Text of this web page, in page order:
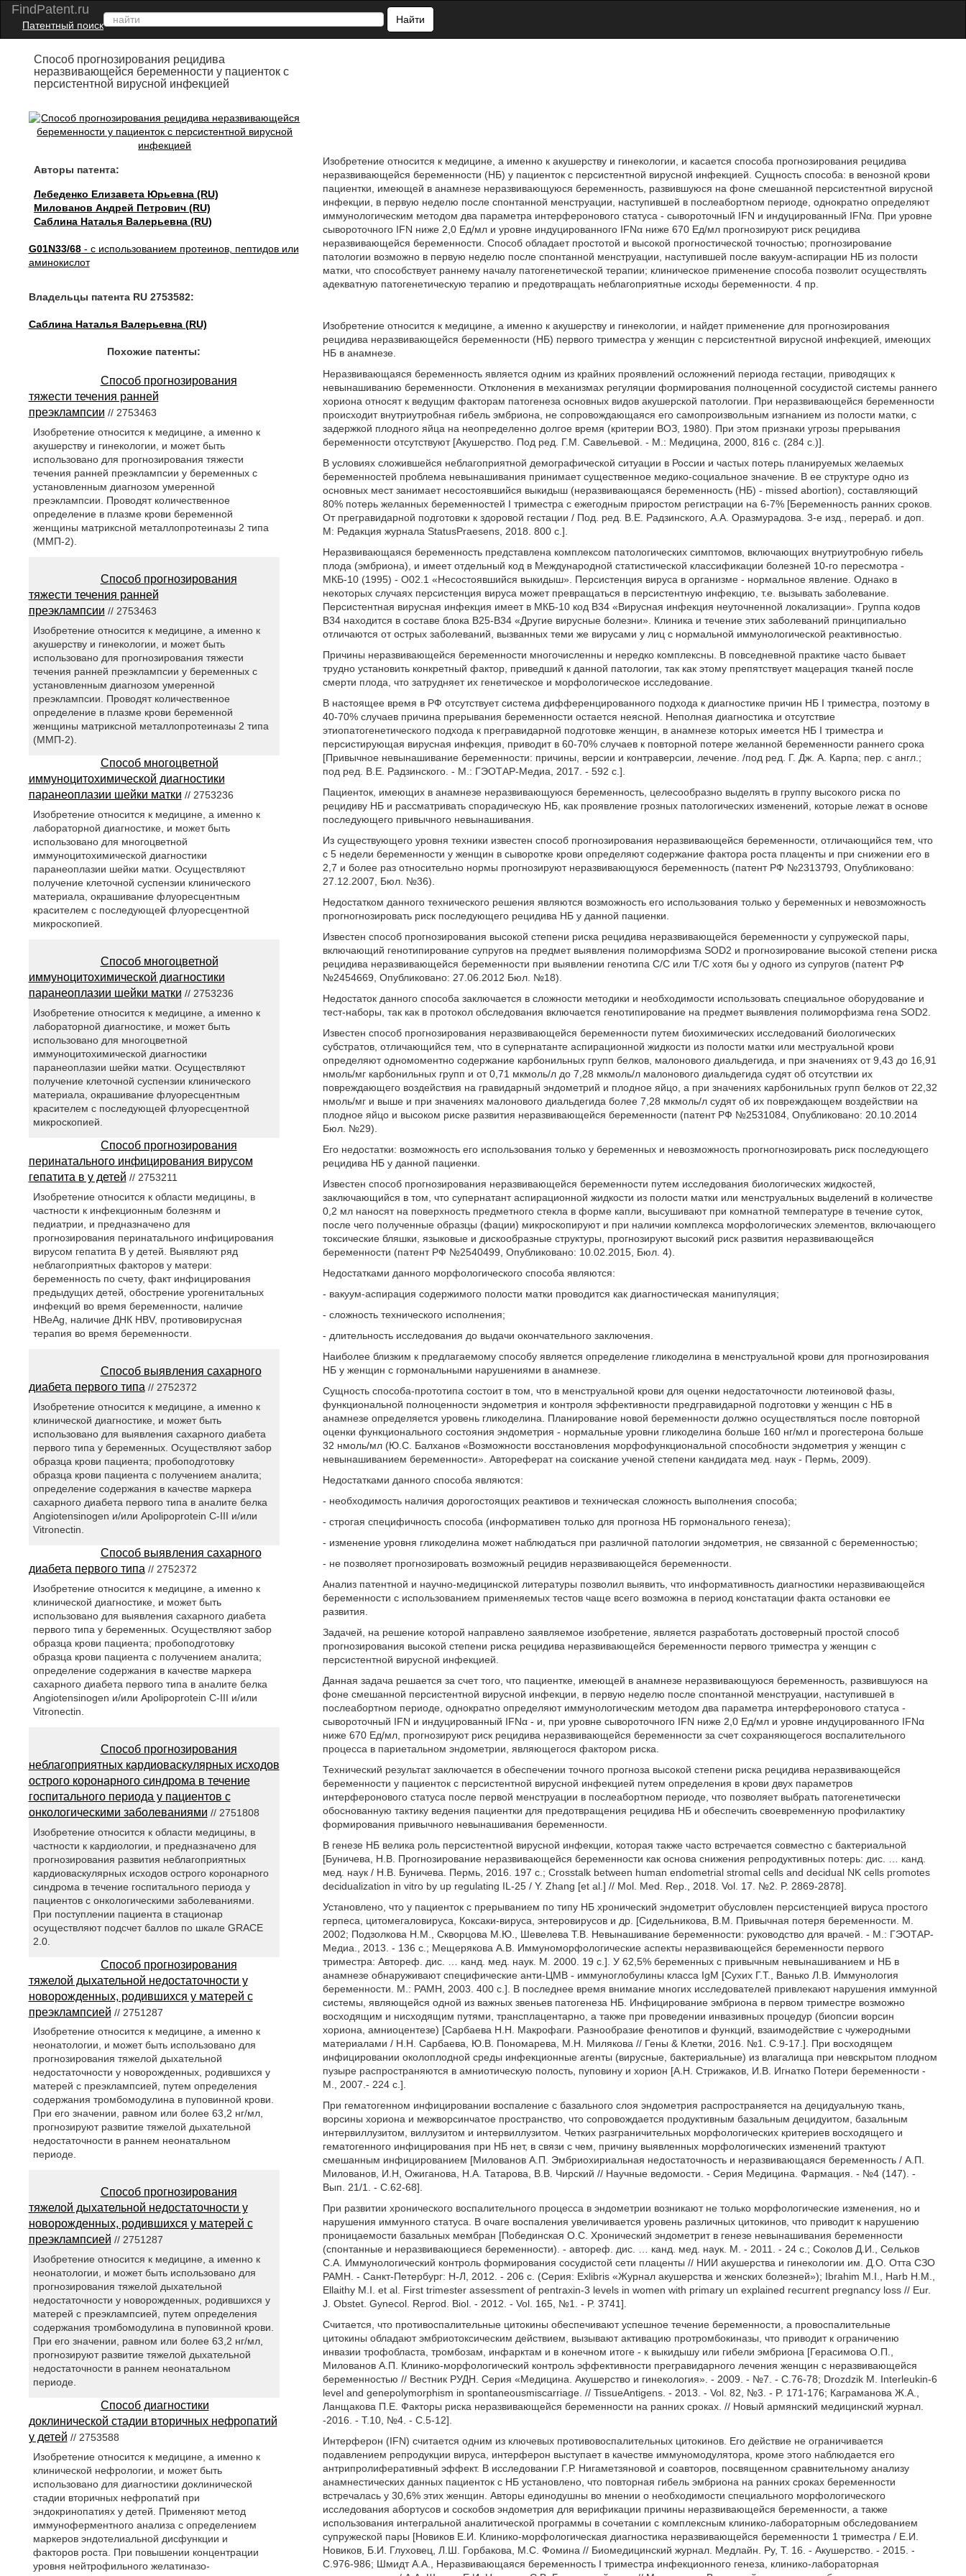
FindPatent.ru
Патентный поиск
Найти
Способ прогнозирования рецидива
неразвивающейся беременности у пациенток с
персистентной вирусной инфекцией
Авторы патента:
Лебеденко Елизавета Юрьевна (RU)
Милованов Андрей Петрович (RU)
Саблина Наталья Валерьевна (RU)
G01N33/68- с использованием протеинов, пептидов или
аминокислот
Владельцы патента RU 2753582:
Саблина Наталья Валерьевна (RU)
Изобретение относится к медицине, а именно к акушерству и гинекологии, и касается способа прогнозирования рецидива
неразвивающейся беременности (НБ) у пациенток с персистентной вирусной инфекцией. Сущность способа: в венозной крови
пациентки, имеющей в анамнезе неразвивающуюся беременность, развившуюся на фоне смешанной персистентной вирусной
инфекции, в первую неделю после спонтанной менструации, наступившей в послеабортном периоде, однократно определяют
иммунологическим методом два параметра интерферонового статуса - сывороточный IFN и индуцированный IFNα. При уровне
сывороточного IFN ниже 2,0 Ед/мл и уровне индуцированного IFNα ниже 670 Ед/мл прогнозируют риск рецидива
неразвивающейся беременности. Способ обладает простотой и высокой прогностической точностью; прогнозирование
патологии возможно в первую неделю после спонтанной менструации, наступившей после вакуум-аспирации НБ из полости
матки, что способствует раннему началу патогенетической терапии; клиническое применение способа позволит осуществлять
адекватную патогенетическую терапию и предотвращать неблагоприятные исходы беременности. 4 пр.
Изобретение относится к медицине, а именно к акушерству и гинекологии, и найдет применение для прогнозирования
рецидива неразвивающейся беременности (НБ) первого триместра у женщин с персистентной вирусной инфекцией, имеющих
НБ в анамнезе.
Неразвивающаяся беременность является одним из крайних проявлений осложнений периода гестации, приводящих к
невынашиванию беременности. Отклонения в механизмах регуляции формирования полноценной сосудистой системы раннего
хориона относят к ведущим факторам патогенеза основных видов акушерской патологии. При неразвивающейся беременности
происходит внутриутробная гибель эмбриона, не сопровождающаяся его самопроизвольным изгнанием из полости матки, с
задержкой плодного яйца на неопределенно долгое время (критерии ВОЗ, 1980). При этом признаки угрозы прерывания
беременности отсутствуют [Акушерство. Под ред. Г.М. Савельевой. - М.: Медицина, 2000, 816 с. (284 с.)].
В условиях сложившейся неблагоприятной демографической ситуации в России и частых потерь планируемых желаемых
беременностей проблема невынашивания принимает существенное медико-социальное значение. В ее структуре одно из
основных мест занимает несостоявшийся выкидыш (неразвивающаяся беременность (НБ) - missed abortion), составляющий
80% потерь желанных беременностей I триместра с ежегодным приростом регистрации на 6-7% [Беременность ранних сроков.
От прегравидарной подготовки к здоровой гестации / Под. ред. В.Е. Радзинского, А.А. Оразмурадова. 3-е изд., перераб. и доп.
М: Редакция журнала StatusPraesens, 2018. 800 с.].
Неразвивающаяся беременность представлена комплексом патологических симптомов, включающих внутриутробную гибель
плода (эмбриона), и имеет отдельный код в Международной статистической классификации болезней 10-го пересмотра -
МКБ-10 (1995) - О02.1 «Несостоявшийся выкидыш». Персистенция вируса в организме - нормальное явление. Однако в
некоторых случаях персистенция вируса может превращаться в персистентную инфекцию, т.е. вызывать заболевание.
Персистентная вирусная инфекция имеет в МКБ-10 код В34 «Вирусная инфекция неуточненной локализации». Группа кодов
В34 находится в составе блока В25-В34 «Другие вирусные болезни». Клиника и течение этих заболеваний принципиально
отличаются от острых заболеваний, вызванных теми же вирусами у лиц с нормальной иммунологической реактивностью.
Причины неразвивающейся беременности многочисленны и нередко комплексны. В повседневной практике часто бывает
трудно установить конкретный фактор, приведший к данной патологии, так как этому препятствует мацерация тканей после
смерти плода, что затрудняет их генетическое и морфологическое исследование.
В настоящее время в РФ отсутствует система дифференцированного подхода к диагностике причин НБ I триместра, поэтому в
40-70% случаев причина прерывания беременности остается неясной. Неполная диагностика и отсутствие
этиопатогенетического подхода к прегравидарной подготовке женщин, в анамнезе которых имеется НБ I триместра и
персистирующая вирусная инфекция, приводит в 60-70% случаев к повторной потере желанной беременности раннего срока
[Привычное невынашивание беременности: причины, версии и контраверсии, лечение. /под ред. Г. Дж. А. Карпа; пер. с англ.;
под ред. В.Е. Радзинского. - М.: ГЭОТАР-Медиа, 2017. - 592 с.].
Пациенток, имеющих в анамнезе неразвивающуюся беременность, целесообразно выделять в группу высокого риска по
рецидиву НБ и рассматривать спорадическую НБ, как проявление грозных патологических изменений, которые лежат в основе
последующего привычного невынашивания.
Из существующего уровня техники известен способ прогнозирования неразвивающейся беременности, отличающийся тем, что
с 5 недели беременности у женщин в сыворотке крови определяют содержание фактора роста плаценты и при снижении его в
2,7 и более раз относительно нормы прогнозируют неразвивающуюся беременность (патент РФ №2313793, Опубликовано:
27.12.2007, Бюл. №36).
Недостатком данного технического решения являются возможность его использования только у беременных и невозможность
прогногнозировать риск последующего рецидива НБ у данной пациенки.
Известен способ прогнозирования высокой степени риска рецидива неразвивающейся беременности у супружеской пары,
включающий генотипирование супругов на предмет выявления полиморфизма SOD2 и прогнозирование высокой степени риска
рецидива неразвивающейся беременности при выявлении генотипа С/С или Т/С хотя бы у одного из супругов (патент РФ
№2454669, Опубликовано: 27.06.2012 Бюл. №18).
Недостаток данного способа заключается в сложности методики и необходимости использовать специальное оборудование и
тест-наборы, так как в протокол обследования включается генотипирование на предмет выявления полиморфизма гена SOD2.
Известен способ прогнозирования неразвивающейся беременности путем биохимических исследований биологических
субстратов, отличающийся тем, что в супернатанте аспирационной жидкости из полости матки или меструальной крови
определяют одномоментно содержание карбонильных групп белков, малонового диальдегида, и при значениях от 9,43 до 16,91
нмоль/мг карбонильных групп и от 0,71 мкмоль/л до 7,28 мкмоль/л малонового диальдегида судят об отсутствии их
повреждающего воздействия на гравидарный эндометрий и плодное яйцо, а при значениях карбонильных групп белков от 22,32
нмоль/мг и выше и при значениях малонового диальдегида более 7,28 мкмоль/л судят об их повреждающем воздействии на
плодное яйцо и высоком риске развития неразвивающейся беременности (патент РФ №2531084, Опубликовано: 20.10.2014
Бюл. №29).
Его недостатки: возможность его использования только у беременных и невозможность прогногнозировать риск последующего
рецидива НБ у данной пациенки.
Известен способ прогнозирования неразвивающейся беременности путем исследования биологических жидкостей,
заключающийся в том, что супернатант аспирационной жидкости из полости матки или менструальных выделений в количестве
0,2 мл наносят на поверхность предметного стекла в форме капли, высушивают при комнатной температуре в течение суток,
после чего полученные образцы (фации) микроскопируют и при наличии комплекса морфологических элементов, включающего
токсические бляшки, языковые и дискообразные структуры, прогнозируют высокий риск развития неразвивающейся
беременности (патент РФ №2540499, Опубликовано: 10.02.2015, Бюл. 4).
Недостатками данного морфологического способа являются:
- вакуум-аспирация содержимого полости матки проводится как диагностическая манипуляция;
- сложность технического исполнения;
- длительность исследования до выдачи окончательного заключения.
Наиболее близким к предлагаемому способу является определение гликоделина в менструальной крови для прогнозирования
НБ у женщин с гормональными нарушениями в анамнезе.
Сущность способа-прототипа состоит в том, что в менструальной крови для оценки недостаточности лютеиновой фазы,
функциональной полноценности эндометрия и контроля эффективности предгравидарной подготовки у женщин с НБ в
анамнезе определяется уровень гликоделина. Планирование новой беременности должно осуществляться после повторной
оценки функционального состояния эндометрия - нормальные уровни гликоделина больше 160 нг/мл и прогестерона больше
32 нмоль/мл (Ю.С. Балханов «Возможности восстановления морфофункциональной способности эндометрия у женщин с
невынашиванием беременности». Автореферат на соискание ученой степени кандидата мед. наук - Пермь, 2009).
Недостатками данного способа являются:
- необходимость наличия дорогостоящих реактивов и техническая сложность выполнения способа;
- строгая специфичность способа (информативен только для прогноза НБ гормонального генеза);
- изменение уровня гликоделина может наблюдаться при различной патологии эндометрия, не связанной с беременностью;
- не позволяет прогнозировать возможный рецидив неразвивающейся беременности.
Анализ патентной и научно-медицинской литературы позволил выявить, что информативность диагностики неразвивающейся
беременности с использованием применяемых тестов чаще всего возможна в период констатации факта остановки ее
развития.
Задачей, на решение которой направлено заявляемое изобретение, является разработать достоверный простой способ
прогнозирования высокой степени риска рецидива неразвивающейся беременности первого триместра у женщин с
персистентной вирусной инфекцией.
Данная задача решается за счет того, что пациентке, имеющей в анамнезе неразвивающуюся беременность, развившуюся на
фоне смешанной персистентной вирусной инфекции, в первую неделю после спонтанной менструации, наступившей в
послеабортном периоде, однократно определяют иммунологическим методом два параметра интерферонового статуса -
сывороточный IFN и индуцированный IFNα - и, при уровне сывороточного IFN ниже 2,0 Ед/мл и уровне индуцированного IFNα
ниже 670 Ед/мл, прогнозируют риск рецидива неразвивающейся беременности за счет сохраняющегося воспалительного
процесса в париетальном эндометрии, являющегося фактором риска.
Технический результат заключается в обеспечении точного прогноза высокой степени риска рецидива неразвивающейся
беременности у пациенток с персистентной вирусной инфекцией путем определения в крови двух параметров
интерферонового статуса после первой менструации в послеабортном периоде, что позволяет выбрать патогенетически
обоснованную тактику ведения пациентки для предотвращения рецидива НБ и обеспечить своевременную профилактику
формирования привычного невынашивания беременности.
В генезе НБ велика роль персистентной вирусной инфекции, которая также часто встречается совместно с бактериальной
[Буничева, Н.В. Прогнозирование неразвивающейся беременности как основа снижения репродуктивных потерь: дис. … канд.
мед. наук / Н.В. Буничева. Пермь, 2016. 197 с.; Crosstalk between human endometrial stromal cells and decidual NK cells promotes
decidualization in vitro by up regulating IL-25 / Y. Zhang [et al.] // Mol. Med. Rep., 2018. Vol. 17. №2. P. 2869-2878].
Установлено, что у пациенток с прерыванием по типу НБ хронический эндометрит обусловлен персистенцией вируса простого
герпеса, цитомегаловируса, Коксаки-вируса, энтеровирусов и др. [Сидельникова, В.М. Привычная потеря беременности. М.
2002; Подзолкова Η.М., Скворцова М.Ю., Шевелева Т.В. Невынашивание беременности: руководство для врачей. - М.: ГЭОТАР-
Медиа., 2013. - 136 с.; Мещерякова А.В. Иммуноморфологические аспекты неразвивающейся беременности первого
триместра: Автореф. дис. … канд. мед. наук. М. 2000. 19 с.]. У 62,5% беременных с привычным невынашиванием и НБ в
анамнезе обнаруживают специфические анти-ЦМВ - иммуноглобулины класса IgM [Сухих Г.Т., Ванько Л.В. Иммунология
беременности. М.: РАМН, 2003. 400 с.]. В последнее время внимание многих исследователей привлекают нарушения иммунной
системы, являющейся одной из важных звеньев патогенеза НБ. Инфицирование эмбриона в первом триместре возможно
восходящим и нисходящим путями, трансплацентарно, а также при проведении инвазивных процедур (биопсии ворсин
хориона, амниоцентезе) [Сарбаева Η.Н. Макрофаги. Разнообразие фенотипов и функций, взаимодействие с чужеродными
материалами / Н.Н. Сарбаева, Ю.В. Пономарева, Μ.Н. Милякова // Гены & Клетки, 2016. №1. С.9-17.]. При восходящем
инфицировании околоплодной среды инфекционные агенты (вирусные, бактериальные) из влагалища при невскрытом плодном
пузыре распространяются в амниотическую полость, пуповину и хорион [А.Н. Стрижаков, И.В. Игнатко Потери беременности -
М., 2007.- 224 с.].
При гематогенном инфицировании воспаление с базального слоя эндометрия распространяется на децидуальную ткань,
ворсины хориона и межворсинчатое пространство, что сопровождается продуктивным базальным децидуитом, базальным
интервиллузитом, виллузитом и интервиллузитом. Четких разграничительных морфологических критериев восходящего и
гематогенного инфицирования при НБ нет, в связи с чем, причину выявленных морфологических изменений трактуют
смешанным инфицированием [Милованов А.П. Эмбриохириальная недостаточность и неразвивающаяся беременность / А.П.
Милованов, И.Н, Ожиганова, Н.А. Татарова, В.В. Чирский // Научные ведомости. - Серия Медицина. Фармация. - №4 (147). -
Вып. 21/1. - С.62-68].
При развитии хронического воспалительного процесса в эндометрии возникают не только морфологические изменения, но и
нарушения иммунного статуса. В очаге воспаления увеличивается уровень различных цитокинов, что приводит к нарушению
проницаемости базальных мембран [Побединская О.С. Хронический эндометрит в генезе невынашивания беременности
(спонтанные и неразвивающиеся беременности). - автореф. дис. … канд. мед. наук. М. - 2011. - 24 с.; Соколов Д.И., Сельков
С.А. Иммунологический контроль формирования сосудистой сети плаценты // НИИ акушерства и гинекологии им. Д.О. Отта СЗО
РАМН. - Санкт-Петербург: Н-Л, 2012. - 206 с. (Серия: Exlibris «Журнал акушерства и женских болезней»); Ibrahim Μ.I., Harb Η.Μ.,
Ellaithy Μ.I. et al. First trimester assessment of pentraxin-3 levels in women with primary un explained recurrent pregnancy loss // Eur.
J. Obstet. Gynecol. Reprod. Biol. - 2012. - Vol. 165, №1. - P. 3741].
Считается, что противоспалительные цитокины обеспечивают успешное течение беременности, а провоспалительные
цитокины обладают эмбриотоксическим действием, вызывают активацию протромбокиназы, что приводит к ограничению
инвазии трофобласта, тромбозам, инфарктам и в конечном итоге - к выкидышу или гибели эмбриона [Герасимова О.П.,
Милованов А.П. Клинико-морфологический контроль эффективности прегравидарного лечения женщин с неразвивающейся
беременностью // Вестник РУДН. Серия «Медицина. Акушерство и гинекология». - 2009. - №7. - С.76-78; Drozdzik Μ. Interleukin-6
level and genepolymorphism in spontaneousmiscarriage. // TissueAntigens. - 2013. - Vol. 82, №3. - P. 171-176; Каграманова Ж.Α.,
Ланщакова П.Ε. Факторы риска неразвивающейся беременности на ранних сроках. // Новый армянский медицинский журнал.
-2016. - Т.10, №4. - С.5-12].
Интерферон (IFN) считается одним из ключевых противовоспалительных цитокинов. Его действие не ограничивается
подавлением репродукции вируса, интерферон выступает в качестве иммуномодулятора, кроме этого наблюдается его
антрипролиферативный эффект. В исследовании Г.Р. Нигаметзяновой и соавторов, посвященном сравнительному анализу
анамнестических данных пациенток с НБ установлено, что повторная гибель эмбриона на ранних сроках беременности
встречалась у 30,6% этих женщин. Авторы единодушны во мнении о необходимости специального морфологического
исследования абортусов и соскобов эндометрия для верификации причины неразвивающейся беременности, а также
использования интегральной аналитической программы в сочетании с комплексным клинико-лабораторным обследованием
супружеской пары [Новиков Е.И. Клинико-морфологическая диагностика неразвивающейся беременности 1 триместра / Е.И.
Новиков, Б.И. Глуховец, Л.Ш. Горбакова, М.С. Фомина // Биомедицинский журнал. Медлайн. Ру, Т. 16. - Акушерство. - 2015. -
С.976-986; Шмидт Α.Α., Неразвивающаяся беременность I триместра инфекционного генеза, клинико-лабораторная
Похожие патенты:
Способ прогнозирования
тяжести течения ранней
преэклампсии // 2753463
Изобретение относится к медицине, а именно к
акушерству и гинекологии, и может быть
использовано для прогнозирования тяжести
течения ранней преэклампсии у беременных с
установленным диагнозом умеренной
преэклампсии. Проводят количественное
определение в плазме крови беременной
женщины матриксной металлопротеиназы 2 типа
(ММП-2).
Способ прогнозирования
тяжести течения ранней
преэклампсии // 2753463
Изобретение относится к медицине, а именно к
акушерству и гинекологии, и может быть
использовано для прогнозирования тяжести
течения ранней преэклампсии у беременных с
установленным диагнозом умеренной
преэклампсии. Проводят количественное
определение в плазме крови беременной
женщины матриксной металлопротеиназы 2 типа
(ММП-2).
Способ многоцветной
иммуноцитохимической диагностики
паранеоплазии шейки матки // 2753236
Изобретение относится к медицине, а именно к
лабораторной диагностике, и может быть
использовано для многоцветной
иммуноцитохимической диагностики
паранеоплазии шейки матки. Осуществляют
получение клеточной суспензии клинического
материала, окрашивание флуоресцентным
красителем с последующей флуоресцентной
микроскопией.
Способ многоцветной
иммуноцитохимической диагностики
паранеоплазии шейки матки // 2753236
Изобретение относится к медицине, а именно к
лабораторной диагностике, и может быть
использовано для многоцветной
иммуноцитохимической диагностики
паранеоплазии шейки матки. Осуществляют
получение клеточной суспензии клинического
материала, окрашивание флуоресцентным
красителем с последующей флуоресцентной
микроскопией.
Способ прогнозирования
перинатального инфицирования вирусом
гепатита в у детей // 2753211
Изобретение относится к области медицины, в
частности к инфекционным болезням и
педиатрии, и предназначено для
прогнозирования перинатального инфицирования
вирусом гепатита В у детей. Выявляют ряд
неблагоприятных факторов у матери:
беременность по счету, факт инфицирования
предыдущих детей, обострение урогенитальных
инфекций во время беременности, наличие
HBeAg, наличие ДНК HBV, противовирусная
терапия во время беременности.
Способ выявления сахарного
диабета первого типа // 2752372
Изобретение относится к медицине, а именно к
клинической диагностике, и может быть
использовано для выявления сахарного диабета
первого типа у беременных. Осуществляют забор
образца крови пациента; пробоподготовку
образца крови пациента с получением аналита;
определение содержания в качестве маркера
сахарного диабета первого типа в аналите белка
Angiotensinogen и/или Apolipoprotein С-III и/или
Vitronectin.
Способ выявления сахарного
диабета первого типа // 2752372
Изобретение относится к медицине, а именно к
клинической диагностике, и может быть
использовано для выявления сахарного диабета
первого типа у беременных. Осуществляют забор
образца крови пациента; пробоподготовку
образца крови пациента с получением аналита;
определение содержания в качестве маркера
сахарного диабета первого типа в аналите белка
Angiotensinogen и/или Apolipoprotein С-III и/или
Vitronectin.
Способ прогнозирования
неблагоприятных кардиоваскулярных исходов
острого коронарного синдрома в течение
госпитального периода у пациентов с
онкологическими заболеваниями // 2751808
Изобретение относится к области медицины, в
частности к кардиологии, и предназначено для
прогнозирования развития неблагоприятных
кардиоваскулярных исходов острого коронарного
синдрома в течение госпитального периода у
пациентов с онкологическими заболеваниями.
При поступлении пациента в стационар
осуществляют подсчет баллов по шкале GRACE
2.0.
Способ прогнозирования
тяжелой дыхательной недостаточности у
новорожденных, родившихся у матерей с
преэклампсией // 2751287
Изобретение относится к медицине, а именно к
неонатологии, и может быть использовано для
прогнозирования тяжелой дыхательной
недостаточности у новорожденных, родившихся у
матерей с преэклампсией, путем определения
содержания тромбомодулина в пуповинной крови.
При его значении, равном или более 63,2 нг/мл,
прогнозируют развитие тяжелой дыхательной
недостаточности в раннем неонатальном
периоде.
Способ прогнозирования
тяжелой дыхательной недостаточности у
новорожденных, родившихся у матерей с
преэклампсией // 2751287
Изобретение относится к медицине, а именно к
неонатологии, и может быть использовано для
прогнозирования тяжелой дыхательной
недостаточности у новорожденных, родившихся у
матерей с преэклампсией, путем определения
содержания тромбомодулина в пуповинной крови.
При его значении, равном или более 63,2 нг/мл,
прогнозируют развитие тяжелой дыхательной
недостаточности в раннем неонатальном
периоде.
Способ диагностики
доклинической стадии вторичных нефропатий
у детей // 2753588
Изобретение относится к медицине, а именно к
клинической нефрологии, и может быть
использовано для диагностики доклинической
стадии вторичных нефропатий при
эндокринопатиях у детей. Применяют метод
иммуноферментного анализа с определением
маркеров эндотелиальной дисфункции и
факторов роста. При повышении концентрации
уровня нейтрофильного желатиназо-